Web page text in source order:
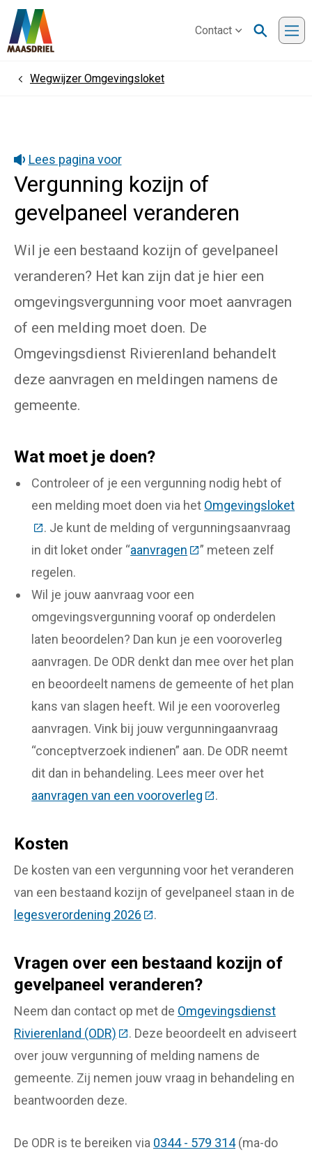
Contact
HomeWegwijzer Omgevingsloket
Lees pagina voor
Vergunning kozijn of
gevelpaneel veranderen
Wil je een bestaand kozijn of gevelpaneel
veranderen? Het kan zijn dat je hier een
omgevingsvergunning voor moet aanvragen
of een melding moet doen. De
Omgevingsdienst Rivierenland behandelt
deze aanvragen en meldingen namens de
gemeente.
Wat moet je doen?
Controleer of je een vergunning nodig hebt of
een melding moet doen via het Omgevingsloket
(Deze link gaat naar een externe website)
. Je kunt de melding of vergunningsaanvraag
in dit loket onder “aanvragen (Deze link gaat naar
” meteen zelf
regelen.
Wil je jouw aanvraag voor een
omgevingsvergunning vooraf op onderdelen
laten beoordelen? Dan kun je een vooroverleg
aanvragen. De ODR denkt dan mee over het plan
en beoordeelt namens de gemeente of het plan
kans van slagen heeft. Wil je een vooroverleg
aanvragen. Vink bij jouw vergunningaanvraag
“conceptverzoek indienen” aan. De ODR neemt
dit dan in behandeling. Lees meer over het
aanvragen van een vooroverleg (Deze link gaat
.
Kosten
De kosten van een vergunning voor het veranderen
van een bestaand kozijn of gevelpaneel staan in de
legesverordening 2026 (Deze link gaat naar een
.
Vragen over een bestaand kozijn of
gevelpaneel veranderen?
Neem dan contact op met de Omgevingsdienst
Rivierenland (ODR) (Deze link gaat naar een externe
. Deze beoordeelt en adviseert
over jouw vergunning of melding namens de
gemeente. Zij nemen jouw vraag in behandeling en
beantwoorden deze.
De ODR is te bereiken via 0344 - 579 314(ma-do